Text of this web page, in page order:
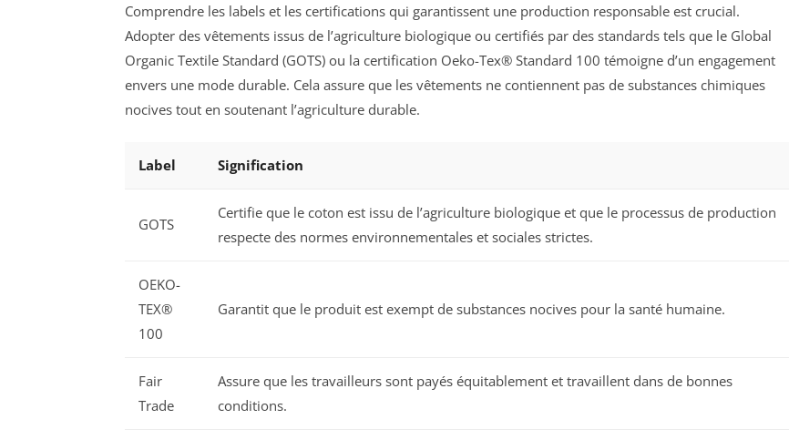
Comprendre les labels et les certifications qui garantissent une production responsable est crucial.
Adopter des vêtements issus de l’agriculture biologique ou certifiés par des standards tels que le Global
Organic Textile Standard (GOTS) ou la certification Oeko-Tex® Standard 100 témoigne d’un engagement
envers une mode durable. Cela assure que les vêtements ne contiennent pas de substances chimiques
nocives tout en soutenant l’agriculture durable.
Label Signification
GOTS
Certifie que le coton est issu de l’agriculture biologique et que le processus de production
respecte des normes environnementales et sociales strictes.
OEKO-
TEX®
100
Garantit que le produit est exempt de substances nocives pour la santé humaine.
Fair
Trade
Assure que les travailleurs sont payés équitablement et travaillent dans de bonnes
conditions.